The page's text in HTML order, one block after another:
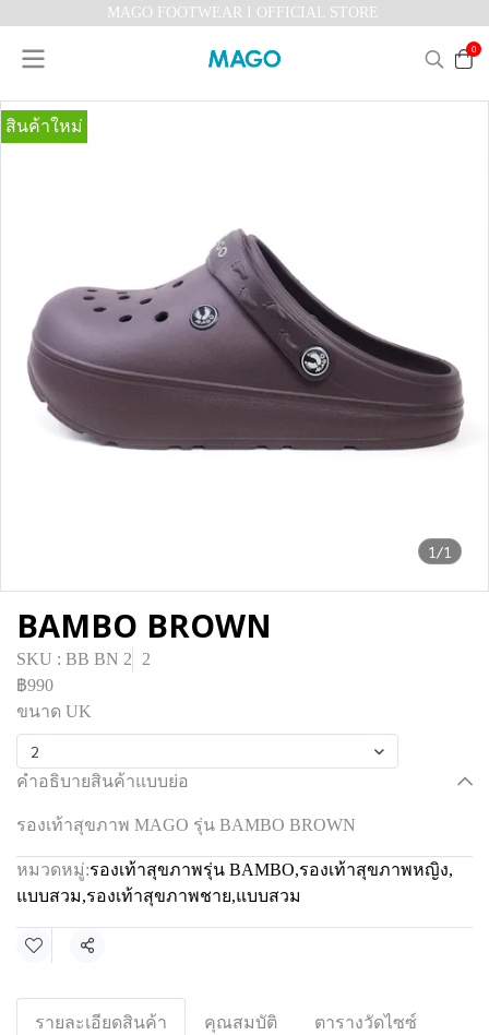
MAGO FOOTWEAR I OFFICIAL STORE
0
1/1
สินค้าใหม่
BAMBO BROWN
SKU : BB BN 2
2
฿990
ขนาด UK
2
คำอธิบายสินค้าแบบย่อ
รองเท้าสุขภาพ MAGO รุ่น BAMBO BROWN
หมวดหมู่:รองเท้าสุขภาพรุ่น BAMBO,รองเท้าสุขภาพหญิง,
แบบสวม,รองเท้าสุขภาพชาย,แบบสวม
แชร์
รายละเอียดสินค้า คุณสมบัติ ตารางวัดไซซ์